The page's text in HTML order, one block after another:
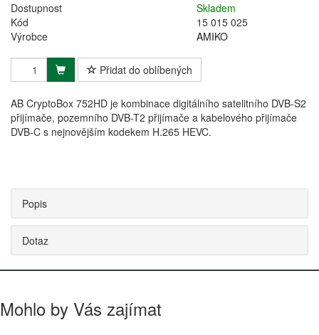
Dostupnost
Skladem
Kód
15 015 025
Výrobce
AMIKO
Přidat do oblíbených
AB CryptoBox 752HD je kombinace digitálního satelitního DVB-S2
přijímače, pozemního DVB-T2 přijímače a kabelového přijímače
DVB-C s nejnovějším kodekem H.265 HEVC.
Popis
Dotaz
Mohlo by Vás zajímat